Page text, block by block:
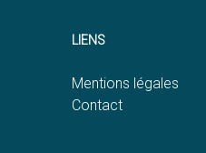
LIENS
Mentions légales
Contact